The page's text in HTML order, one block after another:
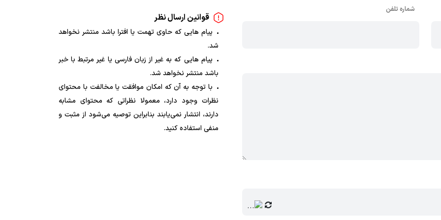
قوانین ارسال نظر
پیام هایی که حاوی تهمت یا افترا باشد منتشر نخواهد
شد.
پیام هایی که به غیر از زبان فارسی یا غیر مرتبط با خبر
باشد منتشر نخواهد شد.
با توجه به آن که امکان موافقت یا مخالفت با محتوای
نظرات وجود دارد، معمولا نظراتی که محتوای مشابه
دارند، انتشار نمی‌یابند بنابراین توصیه می‌شود از مثبت و
منفی استفاده کنید.
شماره تلفن